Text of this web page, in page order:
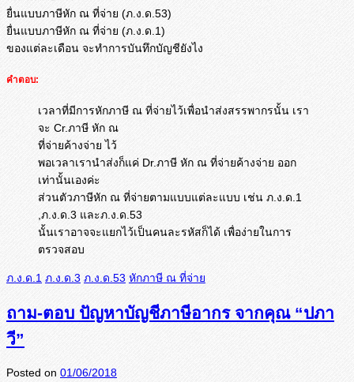
ยื่นแบบภาษีหัก ณ ที่จ่าย (ภ.ง.ด.53)
ยื่นแบบภาษีหัก ณ ที่จ่าย (ภ.ง.ด.1)
ของแต่ละเดือน จะทำการบันทึกบัญชียังไง
คำตอบ:
เวลาที่มีการหักภาษี ณ ที่จ่ายไว้เพื่อนำส่งสรรพากรนั้น เรา
จะ Cr.ภาษี หัก ณ
ที่จ่ายค้างจ่าย ไว้
พอเวลาเรานำส่งก็แค่ Dr.ภาษี หัก ณ ที่จ่ายค้างจ่าย ออก
เท่านั้นเองค่ะ
ส่วนตัวภาษีหัก ณ ที่จ่ายตามแบบแต่ละแบบ เช่น ภ.ง.ด.1
,ภ.ง.ด.3 และภ.ง.ด.53
นั้นเราอาจจะแยกไว้เป็นคนละรหัสก็ได้ เพื่อง่ายในการ
ตรวจสอบ
ภ.ง.ด.1 ภ.ง.ด.3 ภ.ง.ด.53 หักภาษี ณ ที่จ่าย
ถาม-ตอบ ปัญหาบัญชีภาษีอากร จากคุณ “ปภา
วี”
Posted on 01/06/2018